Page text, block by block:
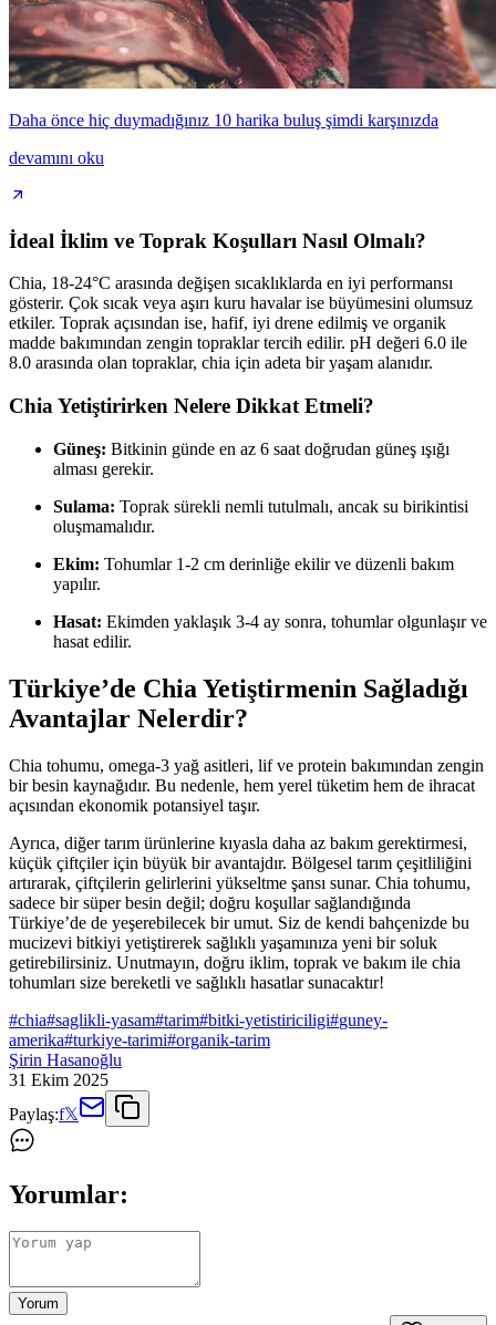
Daha önce hiç duymadığınız 10 harika buluş şimdi karşınızda
devamını oku
İdeal İklim ve Toprak Koşulları Nasıl Olmalı?
Chia, 18-24°C arasında değişen sıcaklıklarda en iyi performansı
gösterir. Çok sıcak veya aşırı kuru havalar ise büyümesini olumsuz
etkiler. Toprak açısından ise, hafif, iyi drene edilmiş ve organik
madde bakımından zengin topraklar tercih edilir. pH değeri 6.0 ile
8.0 arasında olan topraklar, chia için adeta bir yaşam alanıdır.
Chia Yetiştirirken Nelere Dikkat Etmeli?
Güneş: Bitkinin günde en az 6 saat doğrudan güneş ışığı
alması gerekir.
Sulama: Toprak sürekli nemli tutulmalı, ancak su birikintisi
oluşmamalıdır.
Ekim: Tohumlar 1-2 cm derinliğe ekilir ve düzenli bakım
yapılır.
Hasat: Ekimden yaklaşık 3-4 ay sonra, tohumlar olgunlaşır ve
hasat edilir.
Türkiye’de Chia Yetiştirmenin Sağladığı
Avantajlar Nelerdir?
Chia tohumu, omega-3 yağ asitleri, lif ve protein bakımından zengin
bir besin kaynağıdır. Bu nedenle, hem yerel tüketim hem de ihracat
açısından ekonomik potansiyel taşır.
Ayrıca, diğer tarım ürünlerine kıyasla daha az bakım gerektirmesi,
küçük çiftçiler için büyük bir avantajdır. Bölgesel tarım çeşitliliğini
artırarak, çiftçilerin gelirlerini yükseltme şansı sunar. Chia tohumu,
sadece bir süper besin değil; doğru koşullar sağlandığında
Türkiye’de de yeşerebilecek bir umut. Siz de kendi bahçenizde bu
mucizevi bitkiyi yetiştirerek sağlıklı yaşamınıza yeni bir soluk
getirebilirsiniz. Unutmayın, doğru iklim, toprak ve bakım ile chia
tohumları size bereketli ve sağlıklı hasatlar sunacaktır!
#chia#saglikli-yasam#tarim#bitki-yetistiriciligi#guney-
amerika#turkiye-tarimi#organik-tarim
Şirin Hasanoğlu
31 Ekim 2025
Paylaş:f𝕏
Yorumlar:
Yorum